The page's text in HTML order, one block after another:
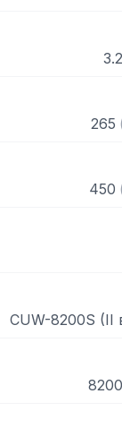
3.2
265
450
CUW-8200S (II
8200